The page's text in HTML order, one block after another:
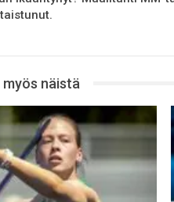
näistä